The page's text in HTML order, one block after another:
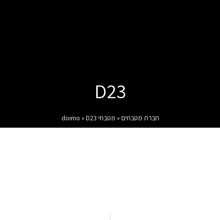
D23
חברת מטבחים» מטבחי doimo » D23